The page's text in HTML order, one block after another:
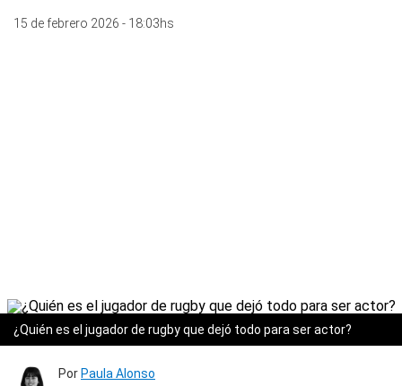
15 de febrero 2026 - 18:03hs
¿Quién es el jugador de rugby que dejó todo para ser actor?
Por Paula Alonso